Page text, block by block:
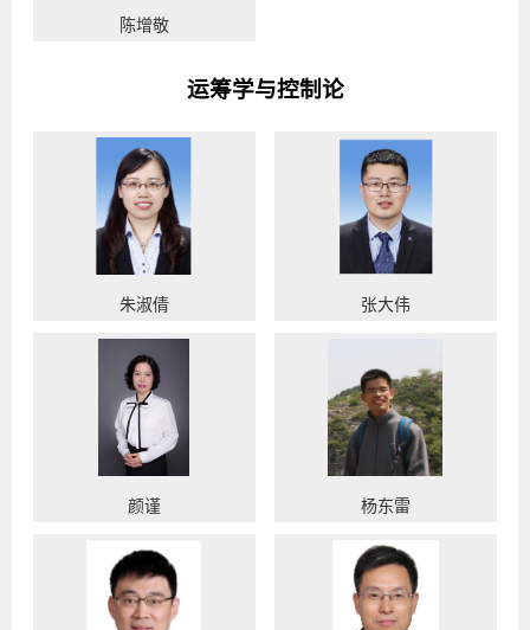
陈增敬
运筹学与控制论
朱淑倩 张大伟
颜谨 杨东雷